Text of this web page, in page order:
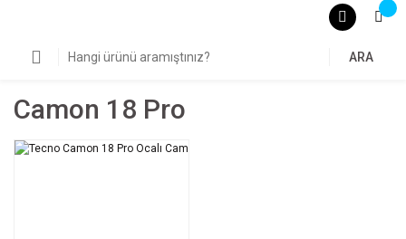
ARA
Camon 18 Pro